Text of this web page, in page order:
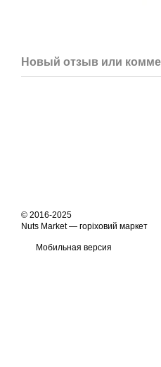
Новый отзыв или
© 2016-2025
Nuts Market — горіховий маркет
Мобильная версия